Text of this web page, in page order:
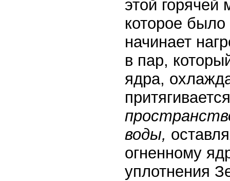
этой
которое
начинает
в пар,
ядра,
воды,
огненному
уплотнения